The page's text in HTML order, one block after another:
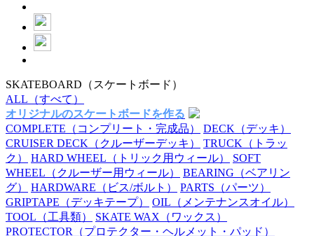
SKATEBOARD （スケートボード）
ALL （すべて）
オリジナルのスケートボードを作る
COMPLETE （コンプリート・完成品） DECK （デッキ）
CRUISER DECK （クルーザーデッキ） TRUCK （トラッ
ク）
HARD WHEEL （トリック用ウィール）
SOFT
WHEEL （クルーザー用ウィール） BEARING （ベアリン
グ）
HARDWARE （ビス/ボルト） PARTS （パーツ）
GRIPTAPE （デッキテープ） OIL （メンテナンスオイル）
TOOL （工具類） SKATE WAX （ワックス）
PROTECTOR （プロテクター・ヘルメット・パッド）